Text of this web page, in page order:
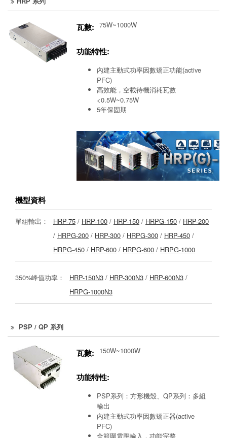
瓦數: 75W~1000W
功能特性:
內建主動式功率因數矯正功能(active
PFC)
高效能，空載待機消耗瓦數
<0.5W~0.75W
5年保固期
機型資料
單組輸出： HRP-75 / HRP-100 / HRP-150 / HRPG-150 / HRP-200
/ HRPG-200 / HRP-300 / HRPG-300 / HRP-450 /
HRPG-450 / HRP-600 / HRPG-600 / HRPG-1000
350%峰值功率： HRP-150N3 / HRP-300N3 / HRP-600N3 /
HRPG-1000N3
PSP / QP 系列
瓦數: 150W~1000W
功能特性:
PSP系列：方形機殼、QP系列：多組
輸出
內建主動式功率因數矯正器(active
PFC)
全範圍電壓輸入，功能完整